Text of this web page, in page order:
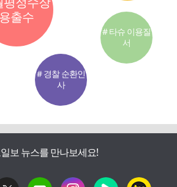
용출수
# 경찰 순환인
사
# 타슈 이용질
서
보 뉴스를 만나보세요!